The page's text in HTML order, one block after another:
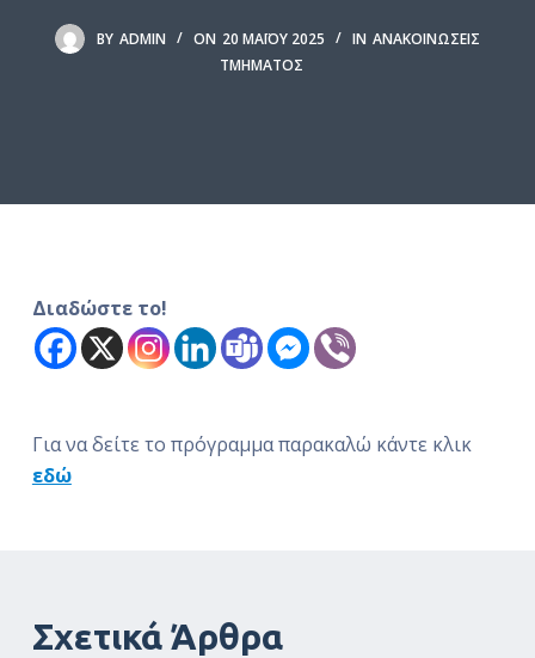
ε
BY ADMIN ON 20 ΜΑΪ́ΟΥ 2025 IN ΑΝΑΚΟΙΝΏΣΕΙΣ
ΤΜΉΜΑΤΟΣ
Διαδώστε το!
Για να δείτε το πρόγραμμα παρακαλώ κάντε κλικ
εδώ
Σχετικά Άρθρα